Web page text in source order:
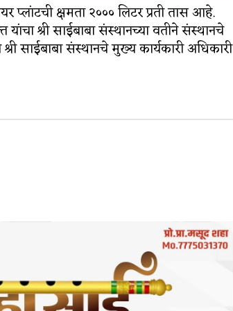
प्‍लांटची क्षमता २००० लिटर प्रती तास आहे.
यांचा श्री साईबाबा संस्‍थानच्‍या वतीने संस्थानचे
साईबाबा संस्‍थानचे मुख्‍य कार्यकारी अधिकारी